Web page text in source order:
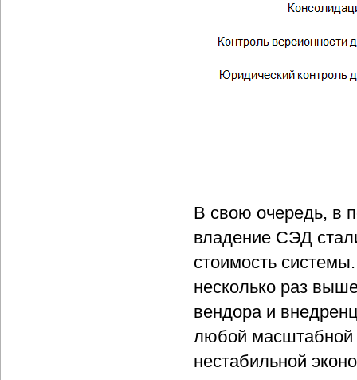
В свою очередь, в
владение СЭД
стоимость
несколько раз
вендора и
любой масштабной
нестабильной